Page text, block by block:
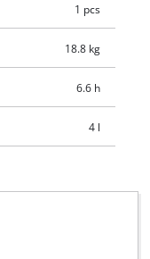
1 pcs
18.8 kg
6.6 h
4 l